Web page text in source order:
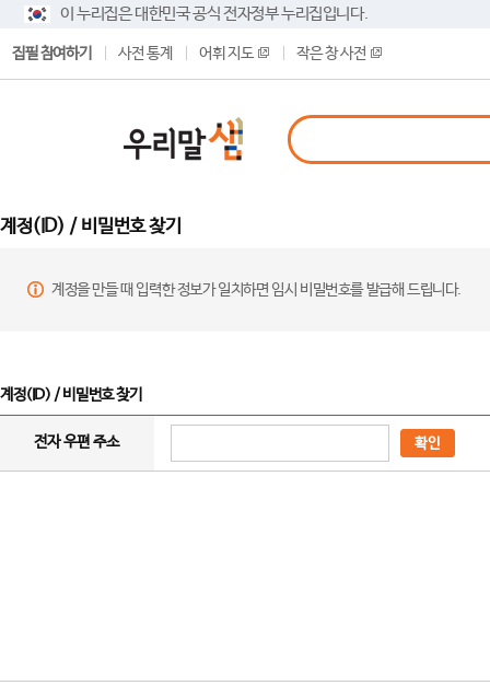
이 누리집은 대한민국 공식 전자정부 누리집입니다.
집필 참여하기 사전 통계 어휘 지도 작은 창 사전
계정(ID) / 비밀번호 찾기
계정을 만들 때 입력한 정보가 일치하면 임시 비밀번호를 발급해 드립니다.
계정(ID) / 비밀번호 찾기
전자 우편 주소 확인